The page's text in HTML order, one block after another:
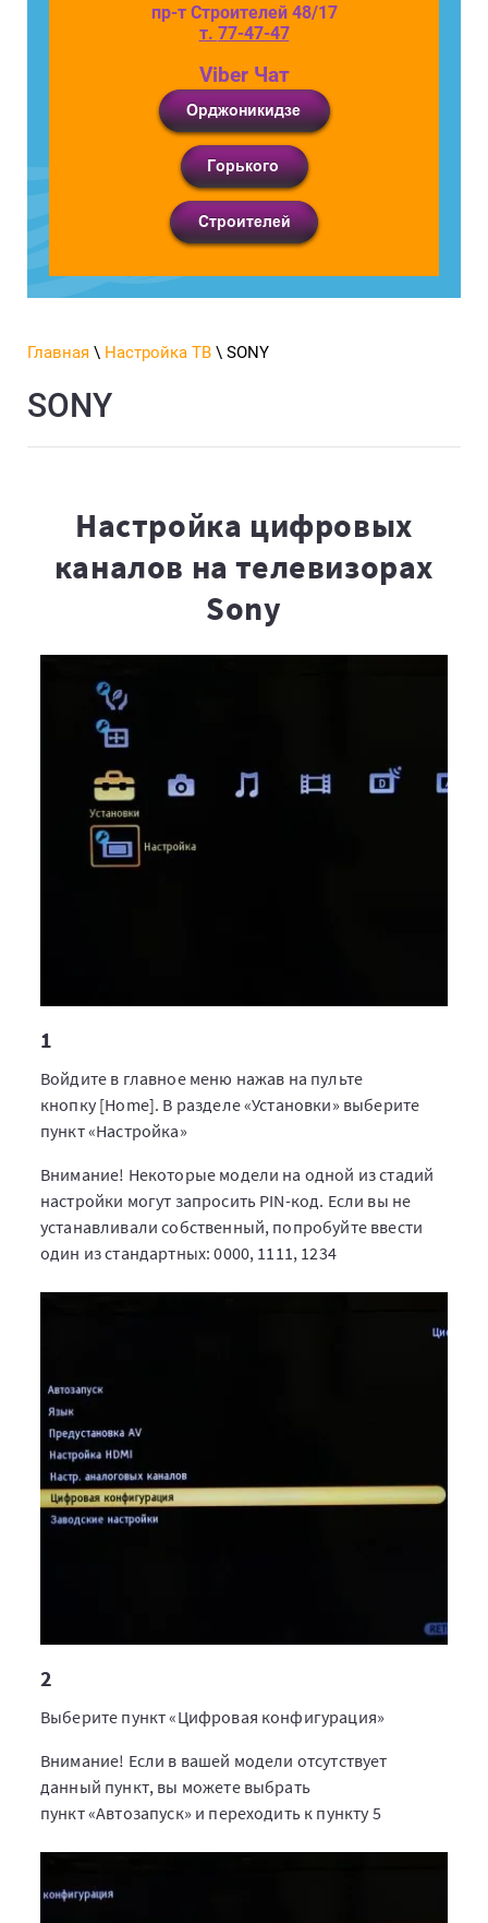
пр-т Строителей 48/17
т. 77-47-47
Viber Чат
Главная \ Настройка ТВ \ SONY
SONY
Настройка цифровых
каналов на телевизорах
Sony
1
Войдите в главное меню нажав на пульте
кнопку [Home]. В разделе «Установки» выберите
пункт «Настройка»
Внимание! Некоторые модели на одной из стадий
настройки могут запросить PIN-код. Если вы не
устанавливали собственный, попробуйте ввести
один из стандартных: 0000, 1111, 1234
2
Выберите пункт «Цифровая конфигурация»
Внимание! Если в вашей модели отсутствует
данный пункт, вы можете выбрать
пункт «Автозапуск» и переходить к пункту 5